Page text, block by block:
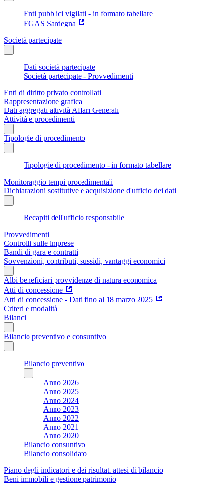
Enti pubblici vigilati - in formato tabellare
EGAS Sardegna
Società partecipate
Dati società partecipate
Società partecipate - Provvedimenti
Enti di diritto privato controllati
Rappresentazione grafica
Dati aggregati attività Affari Generali
Attività e procedimenti
Tipologie di procedimento
Tipologie di procedimento - in formato tabellare
Monitoraggio tempi procedimentali
Dichiarazioni sostitutive e acquisizione d'ufficio dei dati
Recapiti dell'ufficio responsabile
Provvedimenti
Controlli sulle imprese
Bandi di gara e contratti
Sovvenzioni, contributi, sussidi, vantaggi economici
Albi beneficiari provvidenze di natura economica
Atti di concessione
Atti di concessione - Dati fino al 18 marzo 2025
Criteri e modalità
Bilanci
Bilancio preventivo e consuntivo
Bilancio preventivo
Anno 2026
Anno 2025
Anno 2024
Anno 2023
Anno 2022
Anno 2021
Anno 2020
Bilancio consuntivo
Bilancio consolidato
Piano degli indicatori e dei risultati attesi di bilancio
Beni immobili e gestione patrimonio